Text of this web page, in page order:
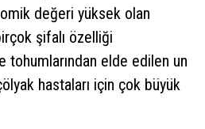
değeri yüksek olan
şifalı özelliği
tohumlarından elde edilen un
hastaları için çok büyük